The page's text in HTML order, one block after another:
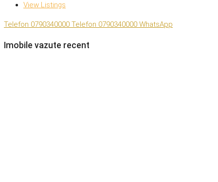
View Listings
Telefon 0790340000 Telefon 0790340000 WhatsApp
Imobile vazute recent